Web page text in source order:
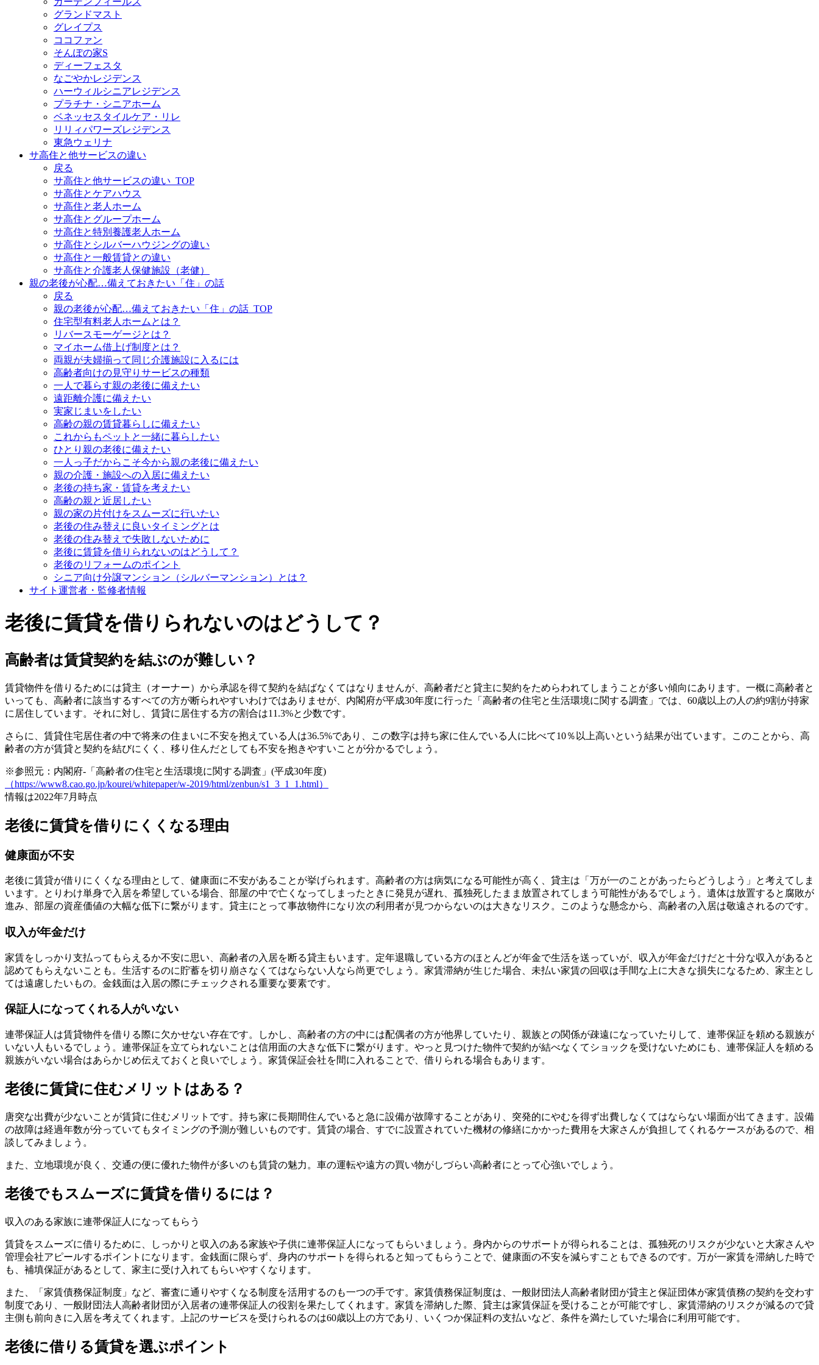
グランドマスト
グレイプス
ココファン
そんぽの家S
ディーフェスタ
なごやかレジデンス
ハーウィルシニアレジデンス
プラチナ・シニアホーム
ベネッセスタイルケア・リレ
リリィパワーズレジデンス
東急ウェリナ
サ高住と他サービスの違い
戻る
サ高住と他サービスの違い_TOP
サ高住とケアハウス
サ高住と老人ホーム
サ高住とグループホーム
サ高住と特別養護老人ホーム
サ高住とシルバーハウジングの違い
サ高住と一般賃貸との違い
サ高住と介護老人保健施設（老健）
親の老後が心配…備えておきたい「住」の話
戻る
親の老後が心配…備えておきたい「住」の話_TOP
住宅型有料老人ホームとは？
リバースモーゲージとは？
マイホーム借上げ制度とは？
両親が夫婦揃って同じ介護施設に入るには
高齢者向けの見守りサービスの種類
一人で暮らす親の老後に備えたい
遠距離介護に備えたい
実家じまいをしたい
高齢の親の賃貸暮らしに備えたい
これからもペットと一緒に暮らしたい
ひとり親の老後に備えたい
一人っ子だからこそ今から親の老後に備えたい
親の介護・施設への入居に備えたい
老後の持ち家・賃貸を考えたい
高齢の親と近居したい
親の家の片付けをスムーズに行いたい
老後の住み替えに良いタイミングとは
老後の住み替えで失敗しないために
老後に賃貸を借りられないのはどうして？
老後のリフォームのポイント
シニア向け分譲マンション（シルバーマンション）とは？
サイト運営者・監修者情報
老後に賃貸を借りられないのはどうして？
高齢者は賃貸契約を結ぶのが難しい？
賃貸物件を借りるためには貸主（オーナー）から承認を得て契約を結ばなくてはなりませんが、高齢者だと貸主に契約をためらわれてしまうことが多い傾向にあります。一概に高齢者と
いっても、高齢者に該当するすべての方が断られやすいわけではありませが、内閣府が平成30年度に行った「高齢者の住宅と生活環境に関する調査」では、60歳以上の人の約9割が持家
に居住しています。それに対し、賃貸に居住する方の割合は11.3%と少数です。
さらに、賃貸住宅居住者の中で将来の住まいに不安を抱えている人は36.5%であり、この数字は持ち家に住んでいる人に比べて10％以上高いという結果が出ています。このことから、高
齢者の方が賃貸と契約を結びにくく、移り住んだとしても不安を抱きやすいことが分かるでしょう。
※参照元：内閣府-「高齢者の住宅と生活環境に関する調査」(平成30年度)
（https://www8.cao.go.jp/kourei/whitepaper/w-2019/html/zenbun/s1_3_1_1.html）
情報は2022年7月時点
老後に賃貸を借りにくくなる理由
健康面が不安
老後に賃貸が借りにくくなる理由として、健康面に不安がある ことが挙げられます。高齢者の方は病気になる可能性が高く、貸主は「万が一のことがあったらどうしよう」と考えてしま
います。とりわけ単身で入居を希望している場合、部屋の中で亡くなってしまったときに発見が遅れ、孤独死したまま放置されてしまう可能性があるでしょう。遺体は放置すると腐敗が
進み、部屋の資産価値の大幅な低下に繋がります。貸主にとって事故物件になり次の利用者が見つからないのは大きなリスク。このような懸念から、高齢者の入居は敬遠されるのです。
収入が年金だけ
家賃をしっかり支払ってもらえるか不安に思い、高齢者の入居を断る貸主もいます。定年退職している方のほとんどが年金で生活を送っていが、収入が年金だけだと十分な収入があると
認めてもらえないことも。生活するのに貯蓄を切り崩さなくてはならない人なら尚更でしょう。家賃滞納が生じた場合、未払い家賃の回収は手間な上に大きな損失になるため、家主とし
ては遠慮したいもの。金銭面は入居の際にチェックされる重要な要素です。
保証人になってくれる人がいない
連帯保証人は賃貸物件を借りる際に欠かせない存在です。しかし、高齢者の方の中には配偶者の方が他界していたり、親族との関係が疎遠になっていたりして、連帯保証を頼める親族が
いない人もいるでしょう。連帯保証を立てられないことは信用面の大きな低下に繋がります。やっと見つけた物件で契約が結べなくてショックを受けないためにも、連帯保証人を頼める
親族がいない場合はあらかじめ伝えておくと良いでしょう。家賃保証会社を間に入れることで、借りられる場合もあります。
老後に賃貸に住むメリットはある？
唐突な出費が少ないことが賃貸に住むメリットです。持ち家に長期間住んでいると急に設備が故障することがあり、突発的にやむを得ず出費しなくてはならない場面が出てきます。設備
の故障は経過年数が分っていてもタイミングの予測が難しいものです。賃貸の場合、すでに設置されていた機材の修繕にかかった費用を大家さんが負担してくれるケースがあるので、相
談してみましょう。
また、立地環境が良く、交通の便に優れた物件が多いのも賃貸の魅力。車の運転や遠方の買い物がしづらい高齢者にとって心強いでしょう。
老後でもスムーズに賃貸を借りるには？
収入のある家族に連帯保証人になってもらう
賃貸をスムーズに借りるために、しっかりと収入のある家族や子供に連帯保証人になってもらいましょう。身内からのサポートが得られることは、孤独死のリスクが少ないと大家さんや
管理会社アピールするポイントになります。金銭面に限らず、身内のサポートを得られると知ってもらうことで、健康面の不安を減らすこともできるのです。万が一家賃を滞納した時で
も、補填保証があるとして、家主に受け入れてもらいやすくなります。
また、「家賃債務保証制度」など、審査に通りやすくなる制度を活用するのも一つの手です。家賃債務保証制度は、一般財団法人高齢者財団が貸主と保証団体が家賃債務の契約を交わす
制度であり、一般財団法人高齢者財団が入居者の連帯保証人の役割を果たしてくれます。家賃を滞納した際、貸主は家賃保証を受けることが可能ですし、家賃滞納のリスクが減るので貸
主側も前向きに入居を考えてくれます。上記のサービスを受けられるのは60歳以上の方であり、いくつか保証料の支払いなど、条件を満たしていた場合に利用可能です。
老後に借りる賃貸を選ぶポイント